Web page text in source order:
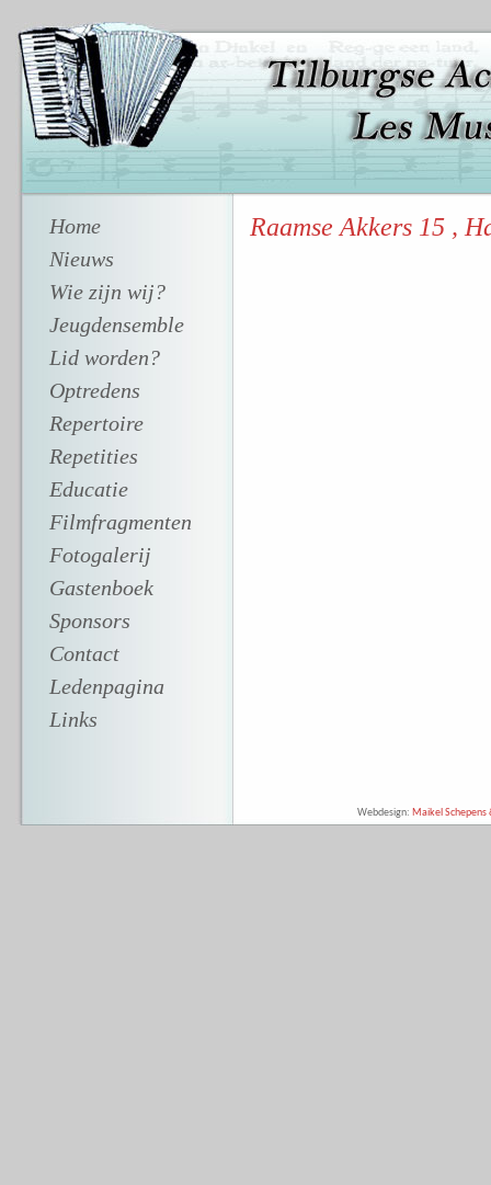
Home
Nieuws
Wie zijn wij?
Jeugdensemble
Lid worden?
Optredens
Repertoire
Repetities
Educatie
Filmfragmenten
Fotogalerij
Gastenboek
Sponsors
Contact
Ledenpagina
Links
Raamse Akkers 15 ,
Webdesign: Maikel Schepens